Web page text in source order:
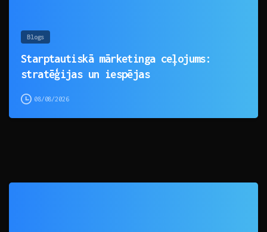
Blogs
Starptautiskā mārketinga ceļojums:
stratēģijas un iespējas
08/08/2026